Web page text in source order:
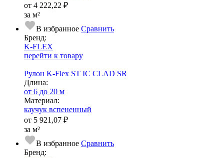
от 4 222,22 ₽
за м²
В избранное Сравнить
Бренд:
K-FLEX
перейти к товару
Рулон K-Flex ST IC CLAD SR
Длина:
от 6 до 20 м
Ма­­те­­ри­­ал:
каучук вспененный
от 5 921,07 ₽
за м²
В избранное Сравнить
Бренд: